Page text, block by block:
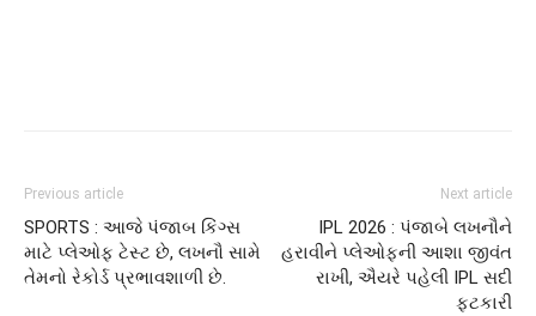
Previous article
SPORTS : આજે પંજાબ કિંગ્સ
માટે પ્લેઓફ ટેસ્ટ છે, લખનૌ સામે
તેમનો રેકોર્ડ પ્રભાવશાળી છે.
Next article
IPL 2026 : પંજાબે લખનૌને
હરાવીને પ્લેઓફની આશા જીવંત
રાખી, ઐયરે પહેલી IPL સદી
ફટકારી